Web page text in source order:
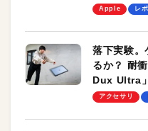
します！
Apple レ
落下実験
るか？ 耐
Dux Ultra
のモバイル
アクセサリ